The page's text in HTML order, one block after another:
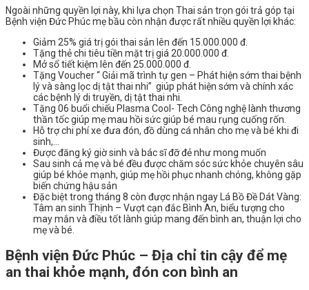
Ngoài những quyền lợi này, khi lựa chọn Thai sản trọn gói trả góp tại
Bệnh viện Đức Phúc mẹ bầu còn nhận được rất nhiều quyền lợi khác:
Giảm 25% giá trị gói thai sản lên đến 15.000.000 đ.
Tặng thẻ chi tiêu tiền mặt trị giá 20.000.000 đ.
Mở sổ tiết kiệm lên đến 25.000.000 đ.
Tặng Voucher “ Giải mã trình tự gen – Phát hiện sớm thai bệnh
lý và sàng lọc dị tật thai nhi” giúp phát hiện sớm và chính xác
các bệnh lý di truyền, dị tật thai nhi.
Tặng 06 buổi chiếu Plasma Cool- Tech Công nghệ lành thương
thần tốc giúp mẹ mau hồi sức giúp bé mau rụng cuống rốn.
Hỗ trợ chi phí xe đưa đón, đồ dùng cá nhân cho mẹ và bé khi đi
sinh,…
Được đăng ký giờ sinh và bác sĩ đỡ đẻ như mong muốn
Sau sinh cả mẹ và bé đều được chăm sóc sức khỏe chuyên sâu
giúp bé khỏe mạnh, giúp mẹ hồi phục nhanh chóng, không gặp
biến chứng hậu sản
Đặc biệt trong tháng 8 còn được nhận ngay Lá Bồ Đề Dát Vàng:
Tâm an sinh Thịnh – Vượt cạn đắc Bình An, biểu tượng cho
may mắn và điều tốt lành giúp mang đến bình an, thuận lợi cho
mẹ và bé.
Bệnh viện Đức Phúc – Địa chỉ tin cậy để mẹ
an thai khỏe mạnh, đón con bình an